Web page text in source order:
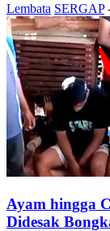
Lembata SERGAP
Ayam hingga
Didesak